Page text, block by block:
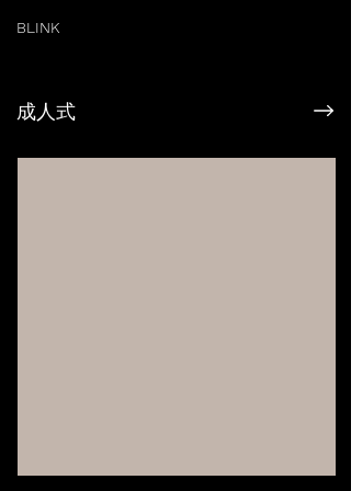
成人式
BLINK